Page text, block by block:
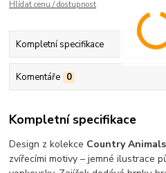
Hlídat cenu / dostupnost
Kompletní specifikace
Komentáře 0
Kompletní specifikace
Design z kolekce Country Animals
zvířecími motivy – jemné ilustrace